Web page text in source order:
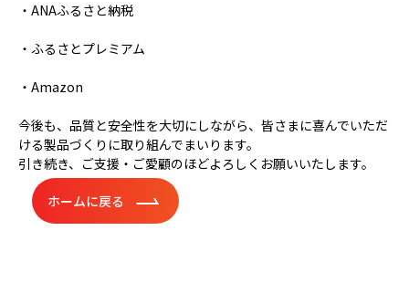
・ANAふるさと納税
・ふるさとプレミアム
・Amazon
今後も、品質と安全性を大切にしながら、皆さまに喜んでいただ
ける製品づくりに取り組んでまいります。
引き続き、ご支援・ご愛顧のほどよろしくお願いいたします。
ホームに戻る